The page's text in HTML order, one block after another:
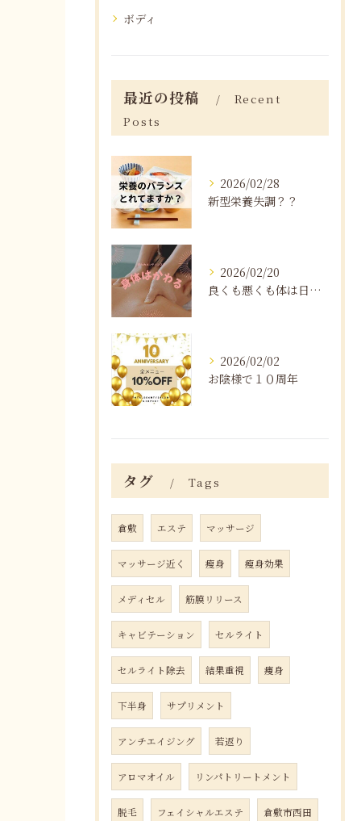
ボディ
最近の投稿
Recent
Posts
2026/02/28
新型栄養失調？？
2026/02/20
良くも悪くも体は日々変化する
2026/02/02
お陰様で１０周年
タグ Tags
倉敷 エステ マッサージ
マッサージ近く 瘦身 瘦身効果
メディセル 筋膜リリース
キャビテーション セルライト
セルライト除去 結果重視 痩身
下半身 サプリメント
アンチエイジング 若返り
アロマオイル リンパトリートメント
脱毛 フェイシャルエステ 倉敷市西田